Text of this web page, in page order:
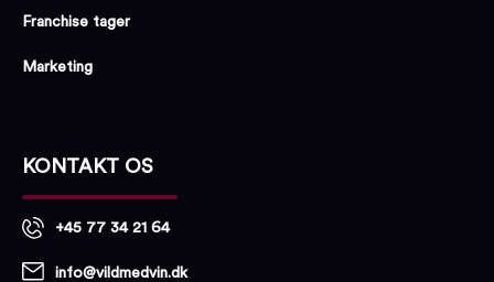
Franchise tager
Marketing
KONTAKT OS
+45 77 34 21 64
info@vildmedvin.dk